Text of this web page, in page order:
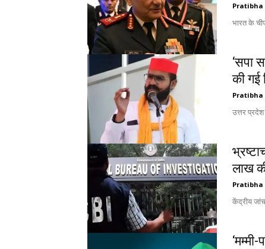
Pratibha
भारत के
‘सपा
की गई
Pratibha
उत्तर
लाख
Pratibha
केंद्रीय